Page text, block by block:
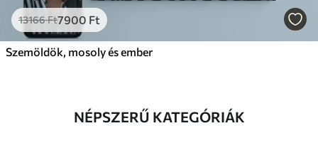
13166Ft7900 Ft
Szemöldök, mosoly és ember
NÉPSZERŰ KATEGÓRIÁK